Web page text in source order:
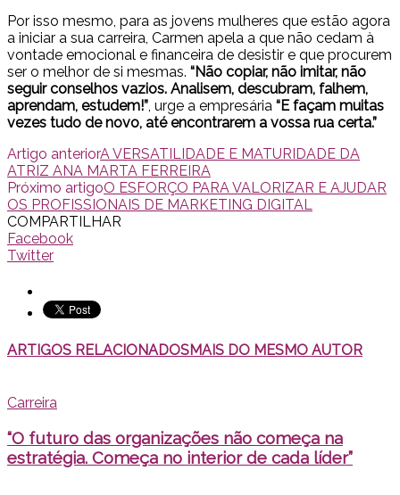
Por isso mesmo, para as jovens mulheres que estão agora
a iniciar a sua carreira, Carmen apela a que não cedam à
vontade emocional e financeira de desistir e que procurem
ser o melhor de si mesmas. “Não copiar, não imitar, não
seguir conselhos vazios. Analisem, descubram, falhem,
aprendam, estudem!”, urge a empresária “E façam muitas
vezes tudo de novo, até encontrarem a vossa rua certa.”
Artigo anteriorA VERSATILIDADE E MATURIDADE DA
ATRIZ ANA MARTA FERREIRA
Próximo artigoO ESFORÇO PARA VALORIZAR E AJUDAR
OS PROFISSIONAIS DE MARKETING DIGITAL
COMPARTILHAR
Facebook
Twitter
ARTIGOS RELACIONADOSMAIS DO MESMO AUTOR
Carreira
“O futuro das organizações não começa na
estratégia. Começa no interior de cada líder”